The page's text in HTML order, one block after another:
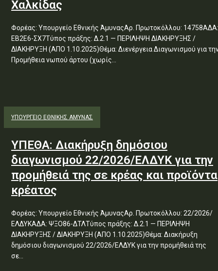
Χαλκίδας
Φορέας: Υπουργείο Εθνικής ΆμυναςΑρ. Πρωτοκόλλου: 14758ΑΔΑ:
ΕΒ2Ε6-ΣΧ7Τύπος πράξης: Δ.2.1 — ΠΕΡΙΛΗΨΗ ΔΙΑΚΗΡΥΞΗΣ /
ΔΙΑΚΗΡΥΞΗ (ΑΠΟ 1.10.2025)Θέμα: Διενέργεια Διαγωνισμού για την
Προμήθεια νωπού άρτου (χωρίς...
ΥΠΟΥΡΓΕΊΟ ΕΘΝΙΚΉΣ ΆΜΥΝΑΣ
ΥΠΕΘΑ: Διακήρυξη δημόσιου
διαγωνισμού 22/2026/ΕΛΔΥΚ για την
προμήθειά της σε κρέας και προϊόντα
κρέατος
Φορέας: Υπουργείο Εθνικής ΆμυναςΑρ. Πρωτοκόλλου: 22/2026/
ΕΛΔΥΚΑΔΑ: ΨΞΟ86-ΔΤΛΤύπος πράξης: Δ.2.1 — ΠΕΡΙΛΗΨΗ
ΔΙΑΚΗΡΥΞΗΣ / ΔΙΑΚΗΡΥΞΗ (ΑΠΟ 1.10.2025)Θέμα: Διακήρυξη
δημόσιου διαγωνισμού 22/2026/ΕΛΔΥΚ για την προμήθειά της
σε...